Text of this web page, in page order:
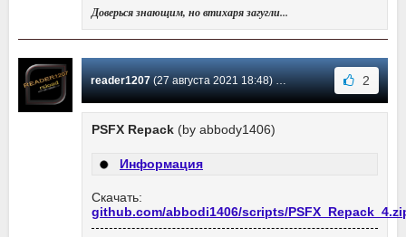
Доверься знающим, но втихаря загугли...
reader1207(27 августа 2021 18:48) Сообщение #466 2
PSFX Repack (by abbody1406)
Информация
Скачать:
github.com/abbodi1406/scripts/